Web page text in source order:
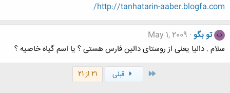
http://tanhatarin-aaber.blogfa.com/
ت تو بگو May 1, 2009
سلام . دالیا یعنی از روستای دالین فارس هستی ؟ یا اسم گیاه خاصیه ؟
اول قبلی 21 از 21